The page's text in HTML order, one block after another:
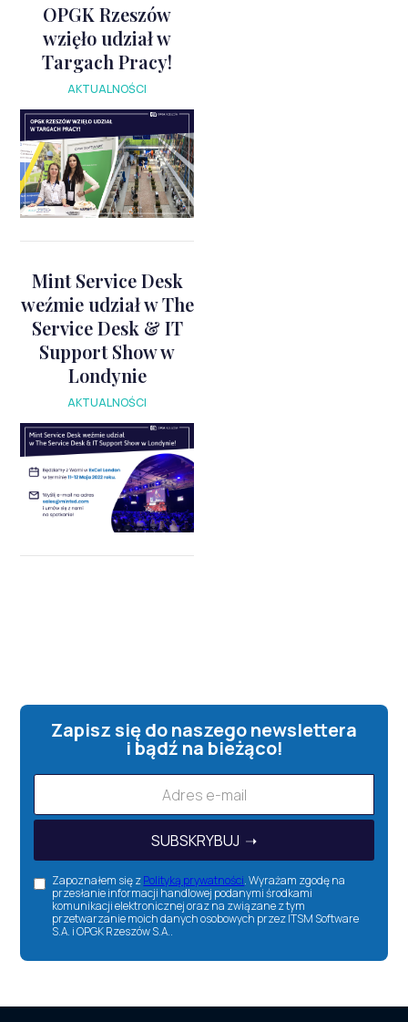
OPGK Rzeszów
wzięło udział w
Targach Pracy!
AKTUALNOŚCI
Mint Service Desk
weźmie udział w The
Service Desk & IT
Support Show w
Londynie
AKTUALNOŚCI
Zapisz się do naszego newslettera
i bądź na bieżąco!
Zapoznałem się zPolityką prywatności. Wyrażam zgodę na
przesłanie informacji handlowej podanymi środkami
komunikacji elektronicznej oraz na związane z tym
przetwarzanie moich danych osobowych przez ITSM Software
S.A. i OPGK Rzeszów S.A..